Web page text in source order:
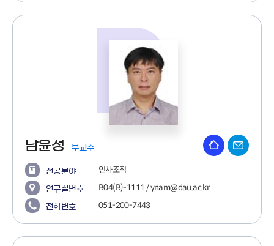
남윤성 부교수
전공분야 인사조직
연구실번호 B04(B)-1111 / ynam@dau.ac.kr
전화번호 051-200-7443